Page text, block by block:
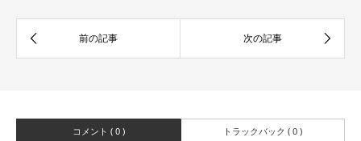
コメント ( 0 ) トラックバック ( 0 )